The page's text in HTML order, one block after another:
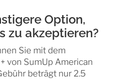
Option,
zu akzeptieren?
Sie mit dem
von SumUp American
beträgt nur 2.5